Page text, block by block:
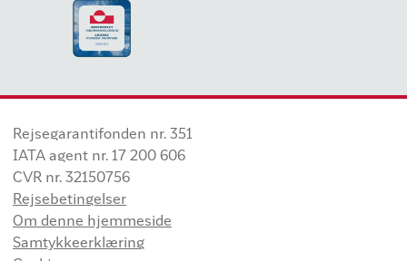
Rejsegarantifonden nr. 351
IATA agent nr. 17 200 606
CVR nr. 32150756
Rejsebetingelser
Om denne hjemmeside
Samtykkeerklæring